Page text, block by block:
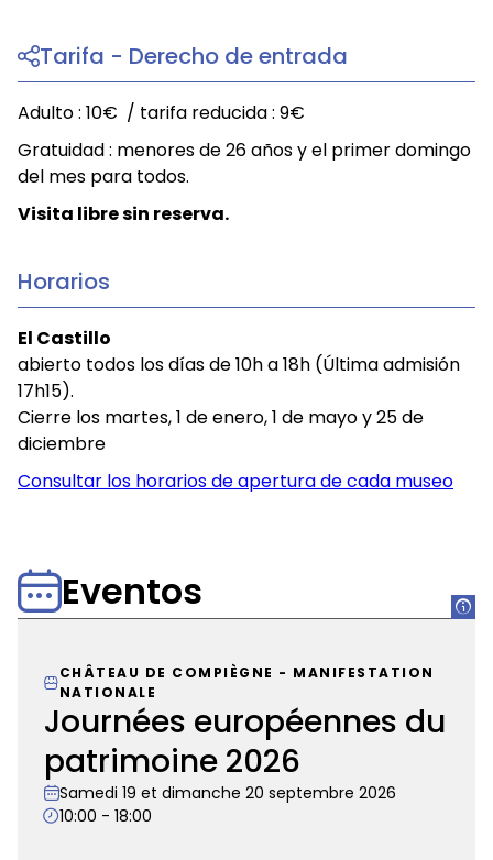
Tarifa - Derecho de entrada
Adulto : 10€ / tarifa reducida : 9€
Gratuidad : menores de 26 años y el primer domingo
del mes para todos.
Visita libre sin reserva.
Horarios
El Castillo
abierto todos los días de 10h a 18h (Última admisión
17h15).
Cierre los martes, 1 de enero, 1 de mayo y 25 de
diciembre
Consultar los horarios de apertura de cada museo
Eventos
Journées européennes du
patrimoine 2026
Samedi 19 et dimanche 20 septembre 2026
10:00 - 18:00
CHÂTEAU DE COMPIÈGNE - MANIFESTATION
NATIONALE